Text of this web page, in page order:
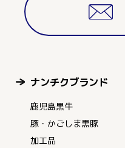
ナンチクブランド
鹿児島黒牛
豚・かごしま黒豚
加工品